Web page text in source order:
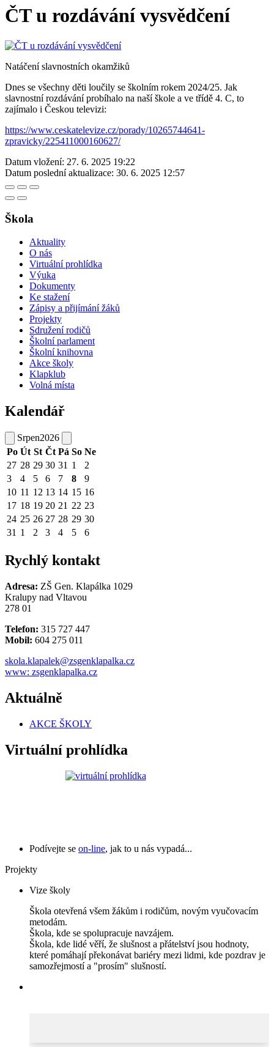
ČT u rozdávání vysvědčení
Natáčení slavnostních okamžiků
Dnes se všechny děti loučily se školním rokem 2024/25. Jak
slavnostní rozdávání probíhalo na naší škole a ve třídě 4. C, to
zajímalo i Českou televizi:
https://www.ceskatelevize.cz/porady/10265744641-
zpravicky/225411000160627/
Datum vložení: 27. 6. 2025 19:22
Datum poslední aktualizace: 30. 6. 2025 12:57
Škola
Aktuality
O nás
Virtuální prohlídka
Výuka
Dokumenty
Ke stažení
Zápisy a přijímání žáků
Projekty
Sdružení rodičů
Školní parlament
Školní knihovna
Akce školy
Klapklub
Volná místa
Kalendář
Srpen2026
Po Út St Čt Pá So Ne
27 28 29 30 31 1
2
3
4 5 6 7 8
9
10 11 12 13 14 15 16
17 18 19 20 21 22 23
24 25 26 27 28 29 30
31 1 2 3 4 5 6
Rychlý kontakt
Adresa: ZŠ Gen. Klapálka 1029
Kralupy nad Vltavou
278 01
Telefon: 315 727 447
Mobil: 604 275 011
skola.klapalek@zsgenklapalka.cz
www: zsgenklapalka.cz
Aktuálně
AKCE ŠKOLY
Virtuální prohlídka
Podívejte se on-line, jak to u nás vypadá...
Projekty
Vize školy
Škola otevřená všem žákům i rodičům, novým vyučovacím
metodám.
Škola, kde se spolupracuje navzájem.
Škola, kde lidé věří, že slušnost a přátelství jsou hodnoty,
které pomáhají překonávat bariéry mezi lidmi, kde pozdrav je
samozřejmostí a "prosím" slušností.